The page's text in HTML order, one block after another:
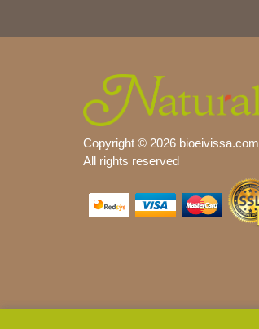
Copyright © 2026 bioeivissa.com
All rights reserved